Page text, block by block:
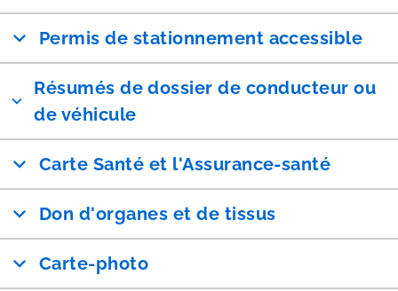
Permis de stationnement accessible
Résumés de dossier de conducteur ou
de véhicule
Carte Santé et l'Assurance-santé
Don d'organes et de tissus
Carte-photo